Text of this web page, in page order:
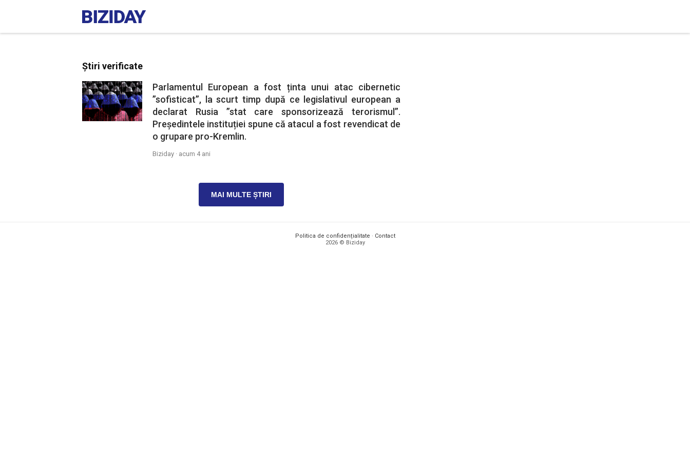
Știri verificate
Parlamentul European a fost ținta unui atac cibernetic
”sofisticat”, la scurt timp după ce legislativul european a
declarat Rusia ”stat care sponsorizează terorismul”.
Președintele instituției spune că atacul a fost revendicat de
o grupare pro-Kremlin.
Biziday · acum 4 ani
MAI MULTE ȘTIRI
Politica de confidențialitate · Contact
2026 © Biziday